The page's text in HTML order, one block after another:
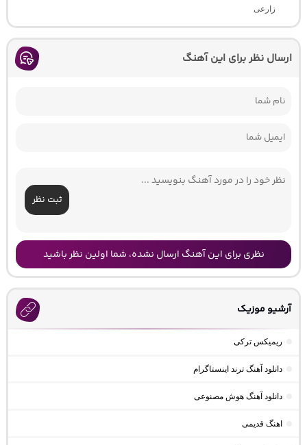
زارعی
ارسال نظر برای این آهنگ
ثبت نظر
نظری برای این آهنگ ارسال نشده، شما اولین نظر باشید
آرشیو موزیک
ریمیکس ترکی
دانلود آهنگ ترند اینستاگرام
دانلود آهنگ هوش مصنوعی
اهنگ قدیمی